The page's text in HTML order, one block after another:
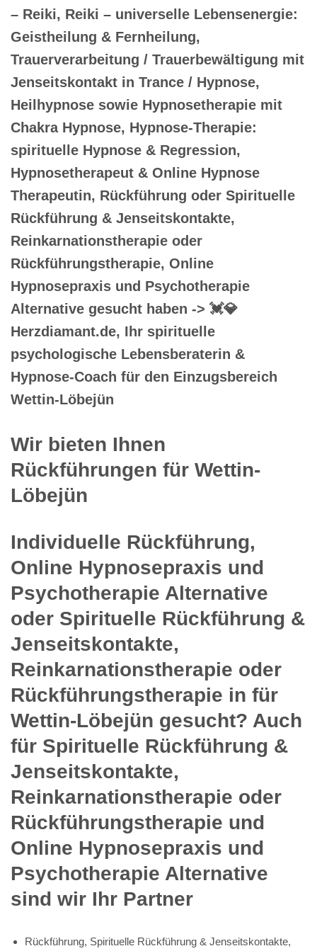
– Reiki, Reiki – universelle Lebensenergie:
Geistheilung & Fernheilung,
Trauerverarbeitung / Trauerbewältigung mit
Jenseitskontakt in Trance / Hypnose,
Heilhypnose sowie Hypnosetherapie mit
Chakra Hypnose, Hypnose-Therapie:
spirituelle Hypnose & Regression,
Hypnosetherapeut & Online Hypnose
Therapeutin, Rückführung oder Spirituelle
Rückführung & Jenseitskontakte,
Reinkarnationstherapie oder
Rückführungstherapie, Online
Hypnosepraxis und Psychotherapie
Alternative gesucht haben -> 💓️💎
Herzdiamant.de, Ihr spirituelle
psychologische Lebensberaterin &
Hypnose-Coach für den Einzugsbereich
Wettin-Löbejün
Wir bieten Ihnen
Rückführungen für Wettin-
Löbejün
Individuelle Rückführung,
Online Hypnosepraxis und
Psychotherapie Alternative
oder Spirituelle Rückführung &
Jenseitskontakte,
Reinkarnationstherapie oder
Rückführungstherapie in für
Wettin-Löbejün gesucht? Auch
für Spirituelle Rückführung &
Jenseitskontakte,
Reinkarnationstherapie oder
Rückführungstherapie und
Online Hypnosepraxis und
Psychotherapie Alternative
sind wir Ihr Partner
Rückführung, Spirituelle Rückführung & Jenseitskontakte,